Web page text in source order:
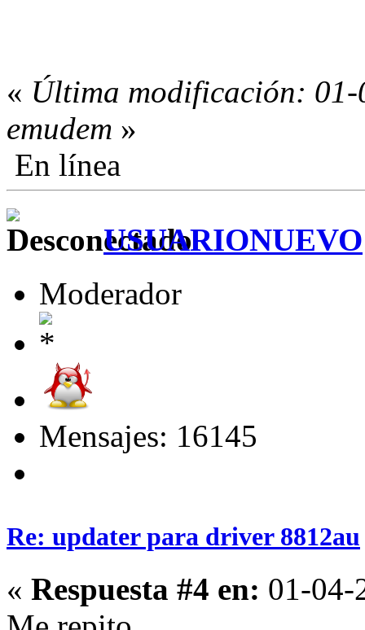
« Última modificación:
emudem »
En línea
USUARIONUEVO
Moderador
Mensajes: 16145
Re: updater para driver 8812au
« Respuesta #4 en: 01-04-